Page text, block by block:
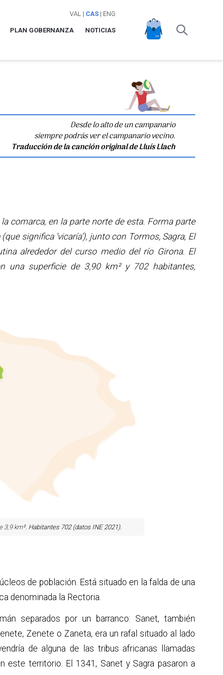
VAL | CAS| ENG
PLAN GOBERNANZA NOTICIAS
Desde lo alto de un campanario
siempre podrás ver el campanario vecino.
Traducción de la canción original de Lluís Llach
comarca, en la parte norte de esta. Forma parte
significa ‘vicaría’), junto con Tormos, Sagra, El
alrededor del curso medio del río Girona. El
superficie de 3,90 km² y 702 habitantes,
3,9 km². Habitantes 702 (datos INE 2021).
de población. Está situado en la falda de una
denominada la Rectoria.
separados por un barranco: Sanet, también
Zenete o Zaneta, era un rafal situado al lado
de alguna de las tribus africanas llamadas
este territorio. El 1341, Sanet y Sagra pasaron a